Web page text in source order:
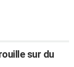
sur du